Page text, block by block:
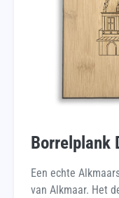
Borrelplank
Een echte
van Alkmaar. Het